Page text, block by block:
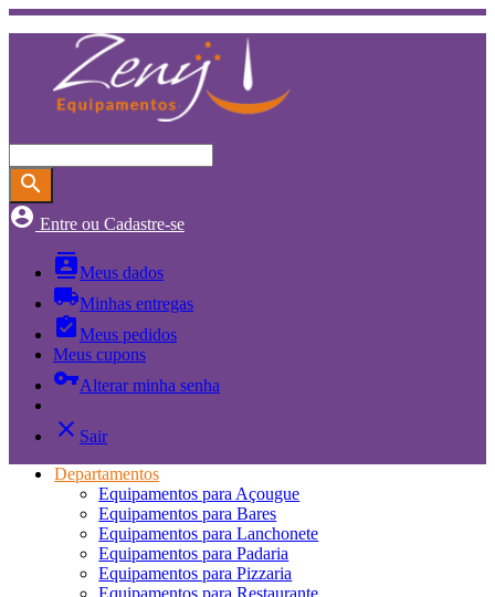
search
account_circle Entre ou Cadastre-se
contactsMeus dados
local_shippingMinhas entregas
assignment_turned_inMeus pedidos
Meus cupons
vpn_keyAlterar minha senha
close Sair
Departamentos
Equipamentos para Açougue
Equipamentos para Bares
Equipamentos para Lanchonete
Equipamentos para Padaria
Equipamentos para Pizzaria
Equipamentos para Restaurante